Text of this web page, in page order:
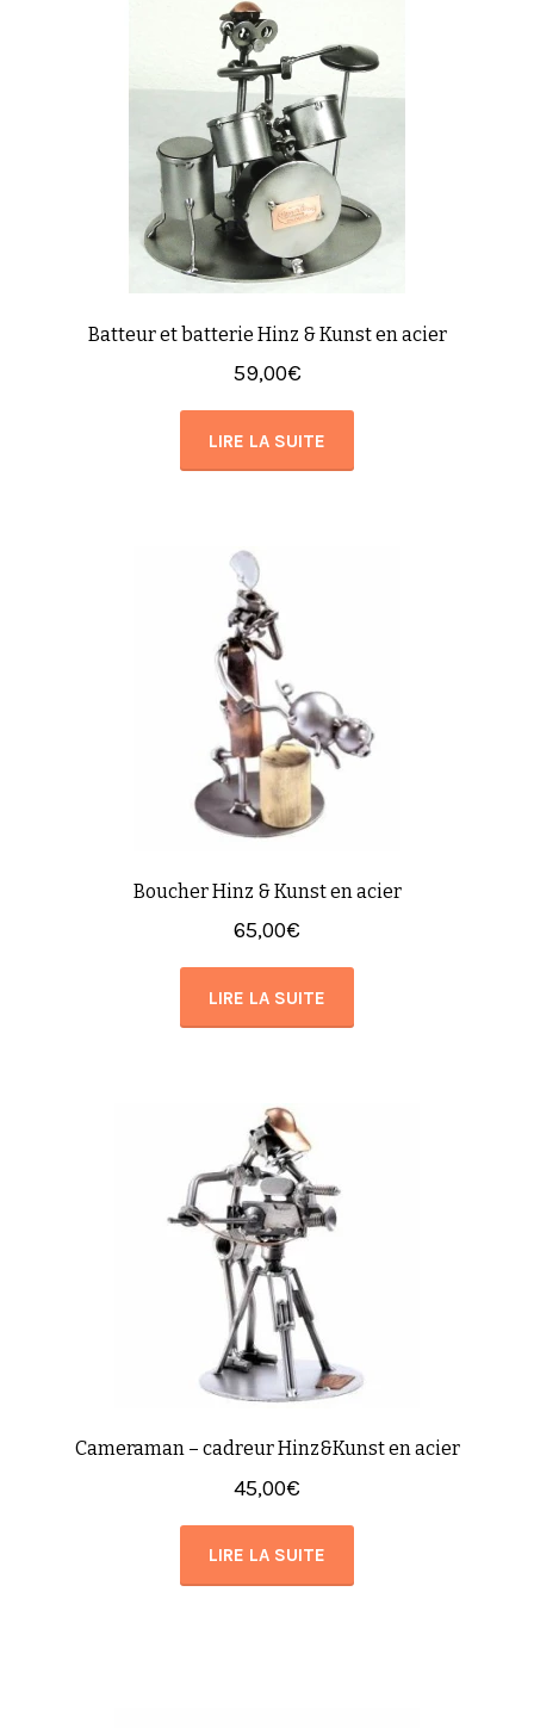
Batteur et batterie Hinz & Kunst en acier
59,00€
LIRE LA SUITE
Boucher Hinz & Kunst en acier
65,00€
LIRE LA SUITE
Cameraman – cadreur Hinz&Kunst en acier
45,00€
LIRE LA SUITE